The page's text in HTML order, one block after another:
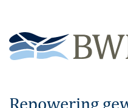
Repowering